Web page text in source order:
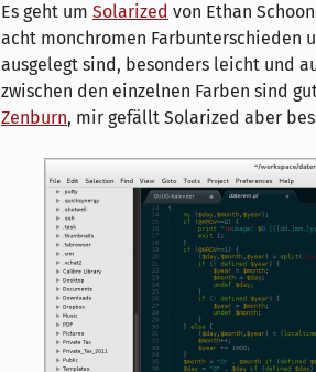
Es geht um Solarized von Ethan
acht monchromen Farbunterschieden
ausgelegt sind, besonders leicht und
zwischen den einzelnen Farben sind
Zenburn, mir gefällt Solarized aber